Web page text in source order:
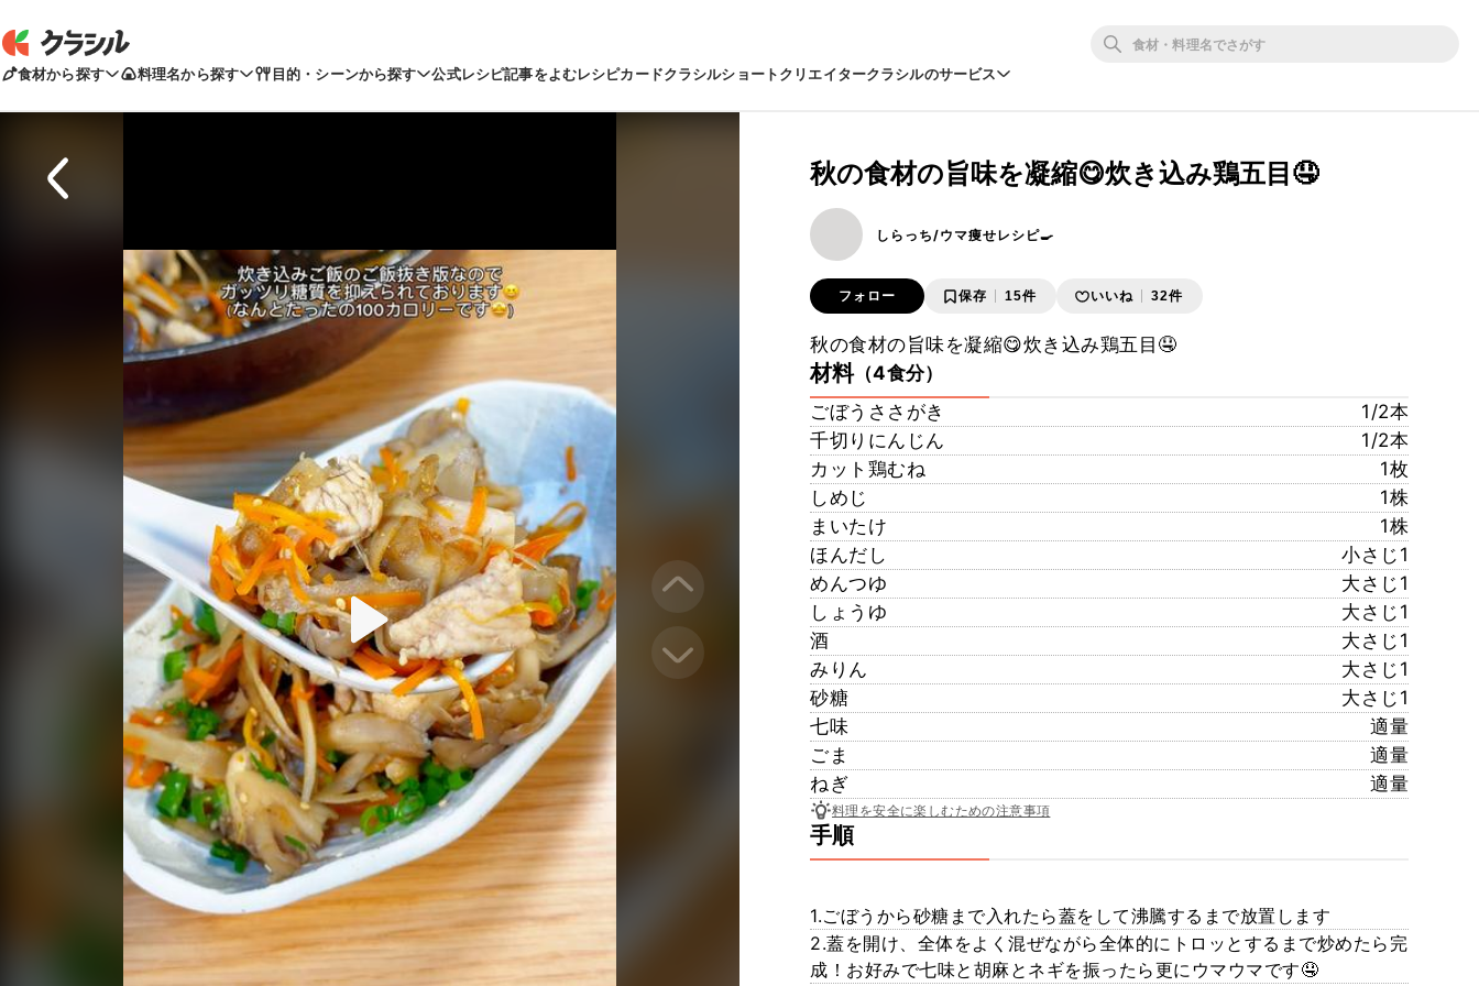
食材から探す 料理名から探す 目的・シーンから探す 公式レシピ記事をよむレシピカードクラシルショートクリエイタークラシルのサービス
秋の食材の旨味を凝縮😋炊き込み鶏五目🤤
しらっち/ウマ痩せレシピ🍳
フォロー 保存 15件 いいね 32件
秋の食材の旨味を凝縮😋炊き込み鶏五目🤤
材料（4食分）
ごぼうささがき
1/2本
千切りにんじん
1/2本
カット鶏むね
1枚
しめじ
1株
まいたけ
1株
ほんだし
小さじ1
めんつゆ
大さじ1
しょうゆ
大さじ1
酒
大さじ1
みりん
大さじ1
砂糖
大さじ1
七味
適量
ごま
適量
ねぎ
適量
料理を安全に楽しむための注意事項
手順
1.ごぼうから砂糖まで入れたら蓋をして沸騰するまで放置します
2.蓋を開け、全体をよく混ぜながら全体的にトロッとするまで炒めたら完
成！お好みで七味と胡麻とネギを振ったら更にウマウマです🤤